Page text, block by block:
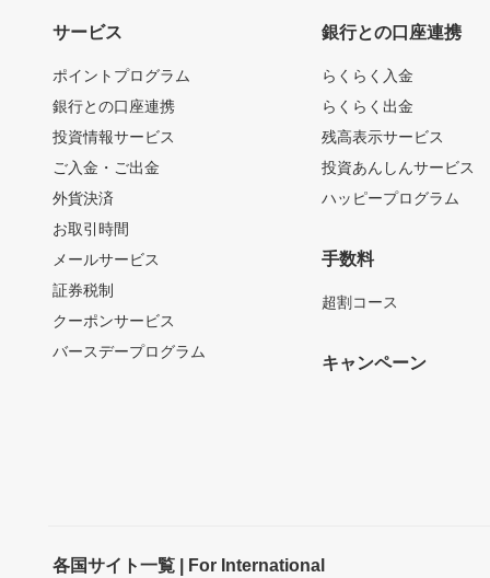
サービス
ポイントプログラム
銀行との口座連携
投資情報サービス
ご入金・ご出金
外貨決済
お取引時間
メールサービス
証券税制
クーポンサービス
バースデープログラム
銀行との口座連携
らくらく入金
らくらく出金
残高表示サービス
投資あんしんサービス
ハッピープログラム
手数料
超割コース
キャンペーン
各国サイト一覧 | For International